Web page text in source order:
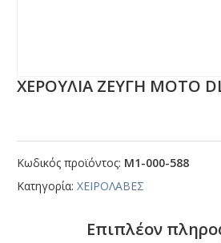
ΧΕΡΟΥΛΙΑ ΖΕΥΓΗ ΜΟΤΟ
Κωδικός προϊόντος: Μ1-000-588
Κατηγορία:ΧΕΙΡΟΛΑΒΕΣ
Επιπλέον